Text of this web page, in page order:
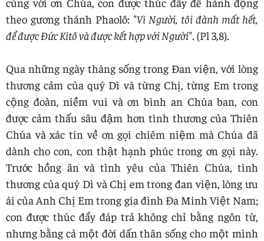
theo gương thánh Phaolô: "Vì Người, tôi đành mất hết,
để được Đức Kitô và được kết hợp với Người". (Pl 3,8).
Qua những ngày tháng sống trong Đan viện, với lòng
thương cảm của quý Dì và từng Chị, từng Em trong
cộng đoàn, niềm vui và ơn bình an Chúa ban, con
được cảm thấu sâu đậm hơn tình thương của Thiên
Chúa và xác tín về ơn gọi chiêm niệm mà Chúa đã
dành cho con, con thật hạnh phúc trong ơn gọi này.
Trước hồng ân và tình yêu của Thiên Chúa, tình
thương của quý Dì và Chị em trong đan viện, lòng ưu
ái của Anh Chị Em trong gia đình Đa Minh Việt Nam;
con được thúc đẩy đáp trả không chỉ bằng ngôn từ,
nhưng bằng cả một đời dấn thân sống cho một mình